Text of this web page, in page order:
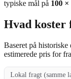
typiske mål på 100 ×
Hvad koster
Baseret på historiske
estimerede pris for
Lokal fragt (samme